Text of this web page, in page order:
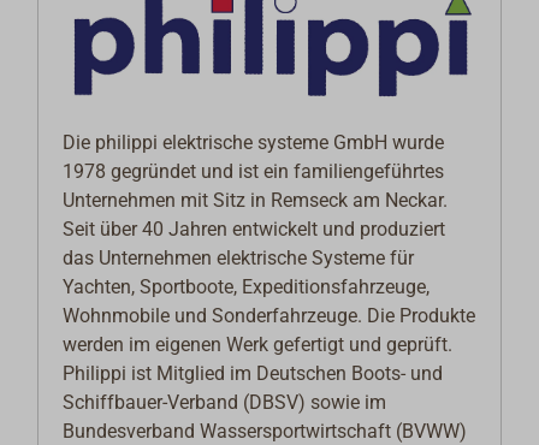
Die philippi elektrische systeme GmbH wurde
1978 gegründet und ist ein familiengeführtes
Unternehmen mit Sitz in Remseck am Neckar.
Seit über 40 Jahren entwickelt und produziert
das Unternehmen elektrische Systeme für
Yachten, Sportboote, Expeditionsfahrzeuge,
Wohnmobile und Sonderfahrzeuge. Die Produkte
werden im eigenen Werk gefertigt und geprüft.
Philippi ist Mitglied im Deutschen Boots- und
Schiffbauer-Verband (DBSV) sowie im
Bundesverband Wassersportwirtschaft (BVWW)